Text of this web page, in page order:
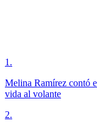
1 .
Melina Ramírez contó
vida al volante
2.